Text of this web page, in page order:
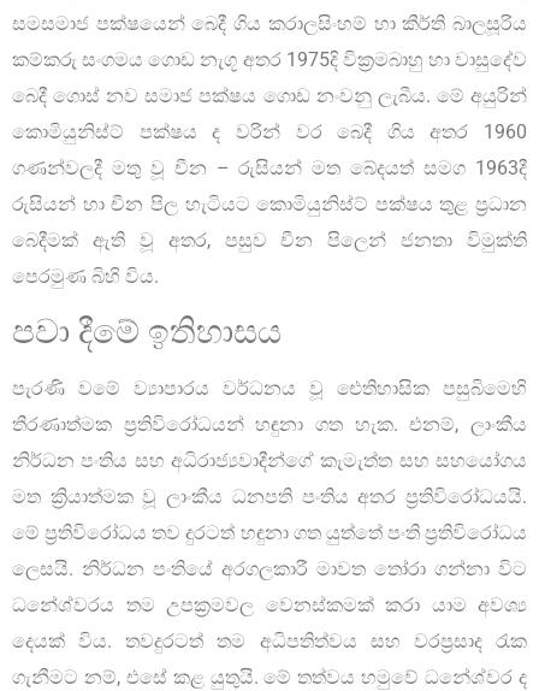
සමසමාජ පක්ෂයෙන් බෙදී ගිය කරාලසිංහම් හා කීර්ති බාලසූරිය
කම්කරු සංගමය ගොඩ නැගූ අතර 1975දි වික්‍රමබාහු හා වාසුදේව
බෙදී ගොස් නව සමාජ පක්ෂය ගොඩ නංවනු ලැබීය. මේ අයුරින්
කොමියුනිස්ට් පක්ෂය ද වරින් වර බෙදී ගිය අතර 1960
ගණන්වලදී මතු වූ චීන – රුසියන් මත බේදයත් සමග 1963දී
රුසියන් හා චීන පිල හැටියට කොමියුනිස්ට් පක්ෂය තුළ ප්‍රධාන
බෙදීමක් ඇති වූ අතර, පසුව චීන පිලෙන් ජනතා විමුක්ති
පෙරමුණ බිහි විය.
පවා දීමේ ඉතිහාසය
පැරණි වමේ ව්‍යාපාරය වර්ධනය වූ ඓතිහාසික පසුබිමෙහි
තීරණාත්මක ප්‍රතිවිරෝධයන් හඳුනා ගත හැක. එනම්, ලාංකීය
නිර්ධන පංතිය සහ අධිරාජ්‍යවාදීන්ගේ කැමැත්ත සහ සහයෝගය
මත ක්‍රියාත්මක වූ ලාංකීය ධනපති පංතිය අතර ප්‍රතිවිරෝධයයි.
මේ ප්‍රතිවිරෝධය තව දුරටත් හඳුනා ගත යුත්තේ පංති ප්‍රතිවිරෝධය
ලෙසයි. නිර්ධන පංතියේ අරගලකාරී මාවත තෝරා ගන්නා විට
ධනේශ්වරය තම උපක්‍රමවල වෙනස්කමක් කරා යාම අවශ්‍ය
දෙයක් විය. තවදුරටත් තම අධිපතිත්වය සහ වරප්‍රසාද රැක
ගැනීමට නම්, එසේ කළ යුතුයි. මේ තත්වය හමුවේ ධනේශ්වර ද